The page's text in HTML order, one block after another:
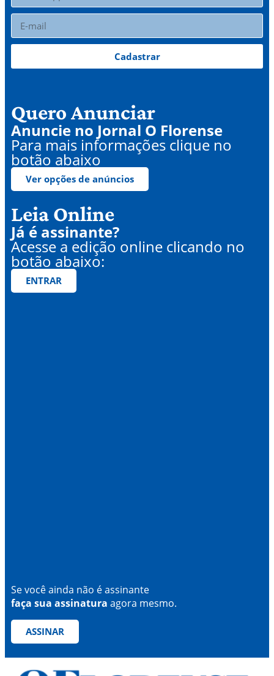
Cadastrar
Quero Anunciar
Anuncie no Jornal O Florense
Para mais informações clique no
botão abaixo
Ver opções de anúncios
Leia Online
Já é assinante?
Acesse a edição online clicando no
botão abaixo:
ENTRAR
Se você ainda não é assinante
faça sua assinatura agora mesmo.
ASSINAR